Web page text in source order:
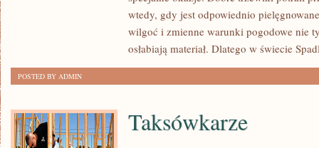
KOLEKCJONERZY
wtedy, gdy jest odpowiednio
wilgoć i zmienne warunki pogodowe nie
osłabiają materiał. Dlatego w świecie
POSTED BY ADMIN
Taksówkarze